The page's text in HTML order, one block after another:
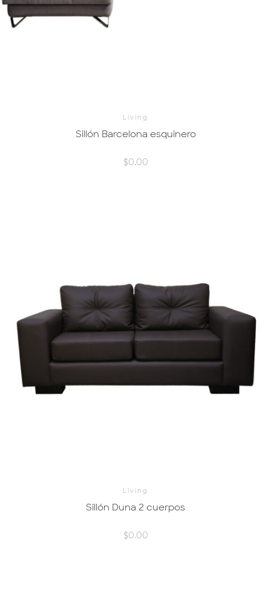
Living
Sillón Barcelona esquinero
$0.00
Living
Sillón Duna 2 cuerpos
$0.00